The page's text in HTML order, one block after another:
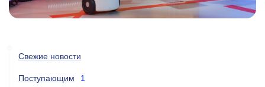
Свежие новости
Поступающим 1